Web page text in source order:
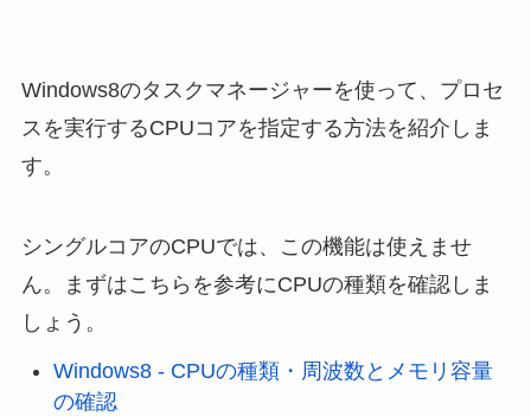
Windows8のタスクマネージャーを使って、プロセ
スを実行するCPUコアを指定する方法を紹介しま
す。
シングルコアのCPUでは、この機能は使えませ
ん。まずはこちらを参考にCPUの種類を確認しま
しょう。
Windows8 - CPUの種類・周波数とメモリ容量
の確認